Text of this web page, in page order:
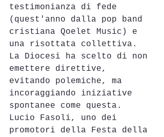
testimonianza di fede
(quest'anno dalla pop band
cristiana Qoelet Music) e
una risottata collettiva.
La Diocesi ha scelto di non
emettere direttive,
evitando polemiche, ma
incoraggiando iniziative
spontanee come questa.
Lucio Fasoli, uno dei
promotori della Festa della